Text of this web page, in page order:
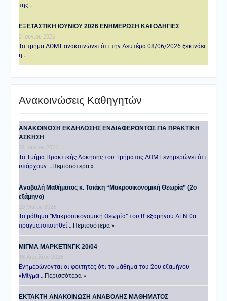
της …
ΕΞΕΤΑΣΤΙΚΗ IOYNIOY 2026 ΕΝΗΜΕΡΩΣΗ ΚΑΙ ΟΔΗΓΙΕΣ
3 Ιουνίου 2026
Το τμήμα ΔΟΜΤ ανακοινώνει ότι την Δευτέρα 08/06/2026 ξεκινάει
η …
Ανακοινώσεις Καθηγητών
ANAKOINΩΣΗ ΕΚΔΗΛΩΣΗΣ ΕΝΔΙΑΦΕΡΟΝΤΟΣ ΓΙΑ ΠΡΑΚΤΙΚΗ
ΑΣΚΗΣΗ
22 Ιουνίου 2026
Το Τμήμα Πρακτικής Άσκησης του Τμήματος ΔΟΜΤ ενημερώνει ότι
υπάρχουν …Περισσότερα »
Αναβολή Μαθήματος κ. Τσιάκη “Μακροοικονομική Θεωρία” (2ο
εξάμηνο)
20 Μαΐου 2026
Το μάθημα “Μακροοικονομική Θεωρία” του Β’ εξαμήνου ΔΕΝ θα
πραγματοποιηθεί …Περισσότερα »
ΜΙΓΜΑ ΜΑΡΚΕΤΙΝΓΚ 20/04
18 Απριλίου 2026
Ενημερώνονται οι φοιτητές ότι το μάθημα του 2ου εξαμήνου
«Μίγμα …Περισσότερα »
ΕΚΤΑΚΤΗ ΑΝΑΚΟΙΝΩΣΗ ΑΝΑΒΟΛΗΣ ΜΑΘΗΜΑΤΟΣ